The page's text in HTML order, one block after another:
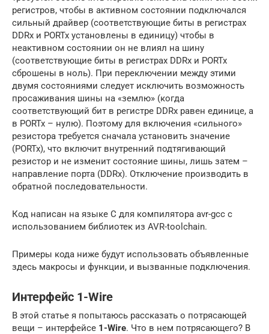
регистров, чтобы в активном состоянии подключался
сильный драйвер (соответствующие биты в регистрах
DDRx и PORTx установлены в единицу) чтобы в
неактивном состоянии он не влиял на шину
(соответствующие биты в регистрах DDRx и PORTx
сброшены в ноль). При переключении между этими
двумя состояниями следует исключить возможность
просаживания шины на «землю» (когда
соответствующий бит в регистре DDRx равен единице, а
в PORTx – нулю). Поэтому для включения «сильного»
резистора требуется сначала установить значение
(PORTx), что включит внутренний подтягивающий
резистор и не изменит состояние шины, лишь затем –
направление порта (DDRx). Отключение производить в
обратной последовательности.
Код написан на языке C для компилятора avr-gcc с
использованием библиотек из AVR-toolchain.
Примеры кода ниже будут использовать объявленные
здесь макросы и функции, и вызванные подключения.
Интерфейс 1-Wire
В этой статье я попытаюсь рассказать о потрясающей
вещи – интерфейсе 1-Wire. Что в нем потрясающего? В